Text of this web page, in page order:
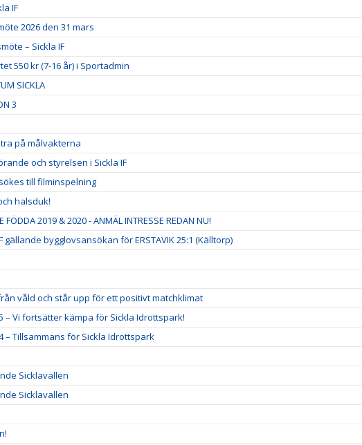
IF
2026 den 31 mars
– Sickla IF
550 kr (7-16 år) i Sportadmin
SICKLA
3
på målvakterna
och styrelsen i Sickla IF
till filminspelning
halsduk!
FÖDDA 2019 & 2020 - ANMÄL INTRESSE REDAN NU!
gällande bygglovsansökan för ERSTAVIK 25:1 (Källtorp)
våld och står upp för ett positivt matchklimat
– Vi fortsätter kämpa för Sickla Idrottspark!
– Tillsammans för Sickla Idrottspark
Sicklavallen
Sicklavallen